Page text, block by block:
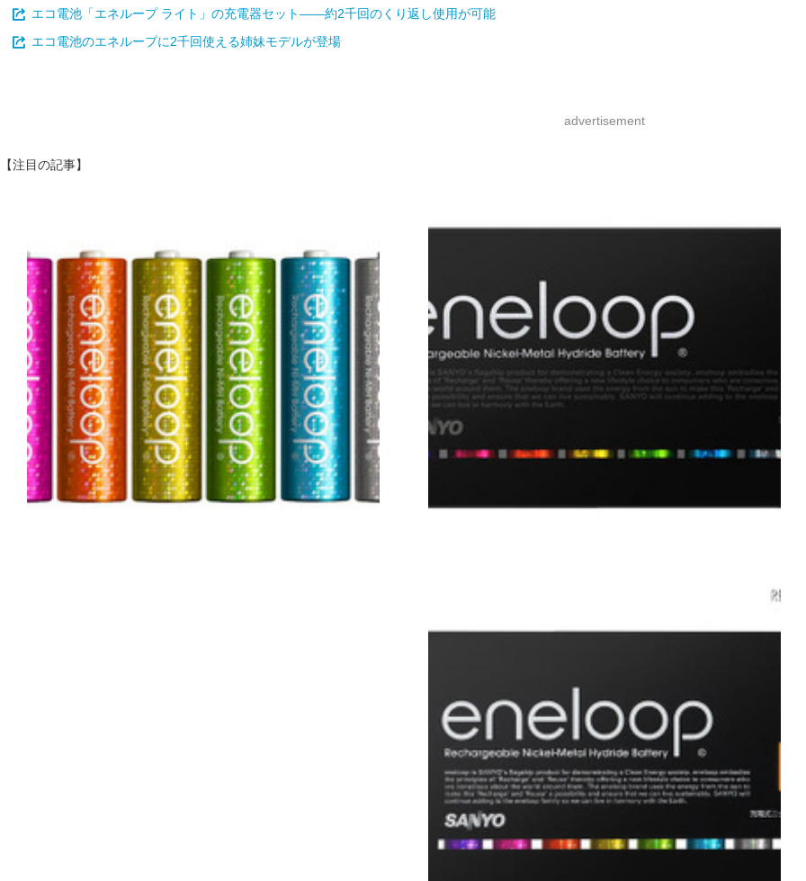
エコ電池「エネループ ライト」の充電器セット――約2千回のくり返し使用が可能
エコ電池のエネループに2千回使える姉妹モデルが登場
advertisement
【注目の記事】